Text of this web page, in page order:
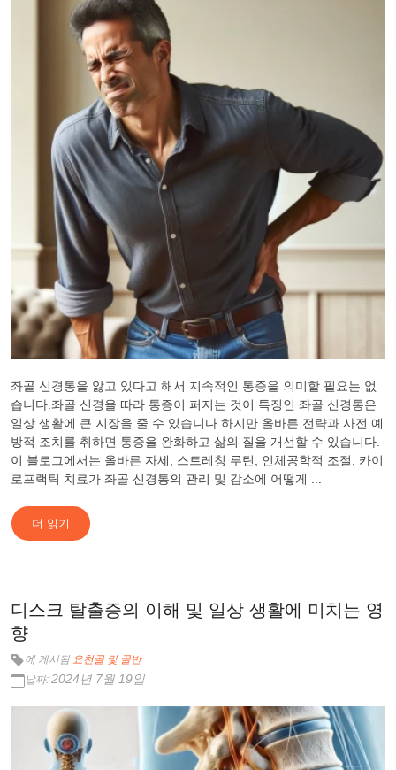
좌골 신경통을 앓고 있다고 해서 지속적인 통증을 의미할 필요는 없
습니다.좌골 신경을 따라 통증이 퍼지는 것이 특징인 좌골 신경통은
일상 생활에 큰 지장을 줄 수 있습니다.하지만 올바른 전략과 사전 예
방적 조치를 취하면 통증을 완화하고 삶의 질을 개선할 수 있습니다.
이 블로그에서는 올바른 자세, 스트레칭 루틴, 인체공학적 조절, 카이
로프랙틱 치료가 좌골 신경통의 관리 및 감소에 어떻게 ...
더 읽기
디스크 탈출증의 이해 및 일상 생활에 미치는 영
향
에 게시됨 요천골 및 골반
날짜: 2024년 7월 19일